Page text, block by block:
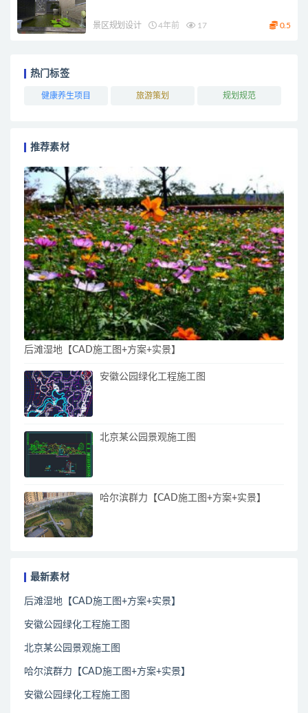
景区规划设计 4年前 17 0.5
热门标签
健康养生项目 旅游策划 规划规范
推荐素材
后滩湿地【CAD施工图+方案+实景】
安徽公园绿化工程施工图
北京某公园景观施工图
哈尔滨群力【CAD施工图+方案+实景】
最新素材
后滩湿地【CAD施工图+方案+实景】
安徽公园绿化工程施工图
北京某公园景观施工图
哈尔滨群力【CAD施工图+方案+实景】
安徽公园绿化工程施工图